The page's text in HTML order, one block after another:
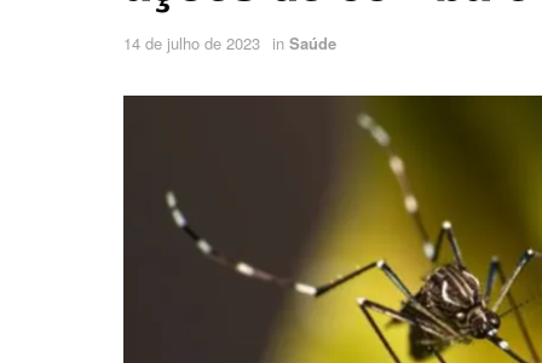
14 de julho de 2023 in Saúde